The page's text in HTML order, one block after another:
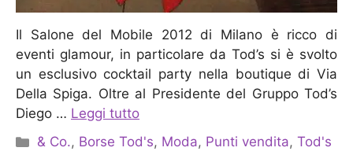
Il Salone del Mobile 2012 di Milano è ricco di
eventi glamour, in particolare da Tod’s si è svolto
un esclusivo cocktail party nella boutique di Via
Della Spiga. Oltre al Presidente del Gruppo Tod’s
Diego … Leggi tutto
Categorie
& Co., Borse Tod's, Moda, Punti vendita,Tod's